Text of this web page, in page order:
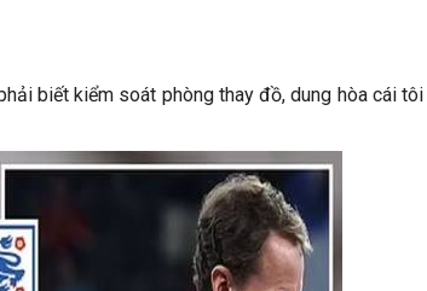
biết kiểm soát phòng thay đồ, dung hòa cái tôi